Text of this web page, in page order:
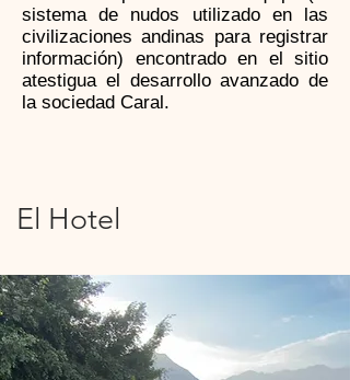
sistema de nudos utilizado en las
civilizaciones andinas para registrar
información) encontrado en el sitio
atestigua el desarrollo avanzado de
la sociedad Caral.
El Hotel